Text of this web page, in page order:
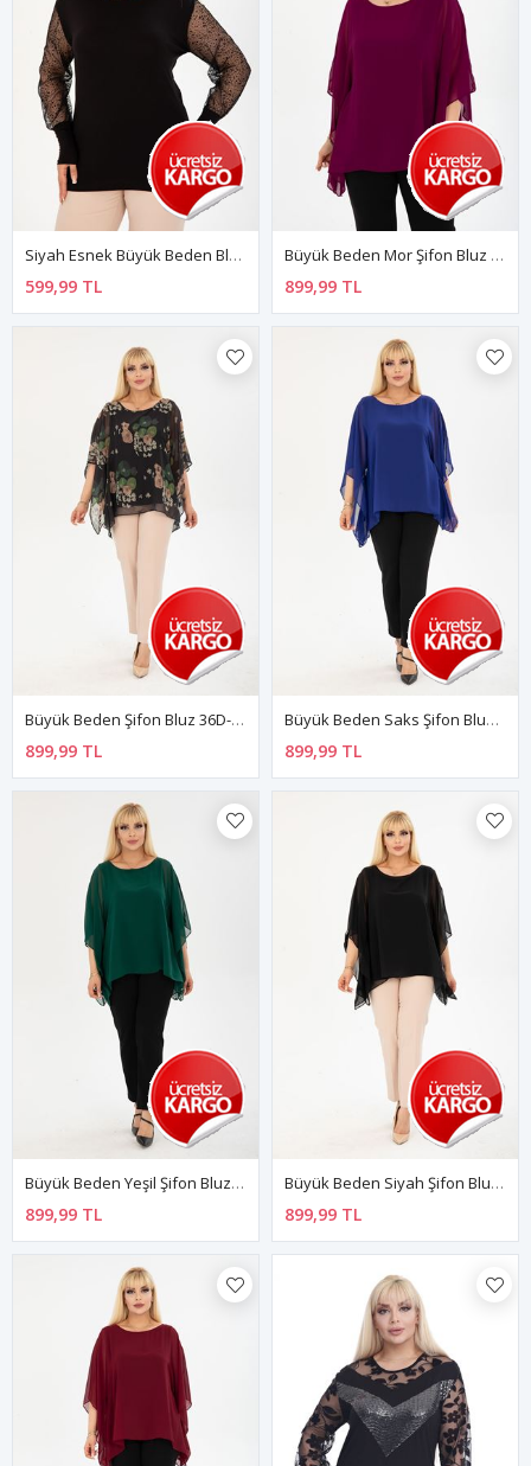
Siyah Esnek Büyük Beden Bluz 28C-2408
599,99 TL
Büyük Beden Mor Şifon Bluz 38E-2405
899,99 TL
Büyük Beden Şifon Bluz 36D-2404
899,99 TL
Büyük Beden Saks Şifon Bluz 3A-2403
899,99 TL
Büyük Beden Yeşil Şifon Bluz 17E-2402
899,99 TL
Büyük Beden Siyah Şifon Bluz 27F-2401
899,99 TL